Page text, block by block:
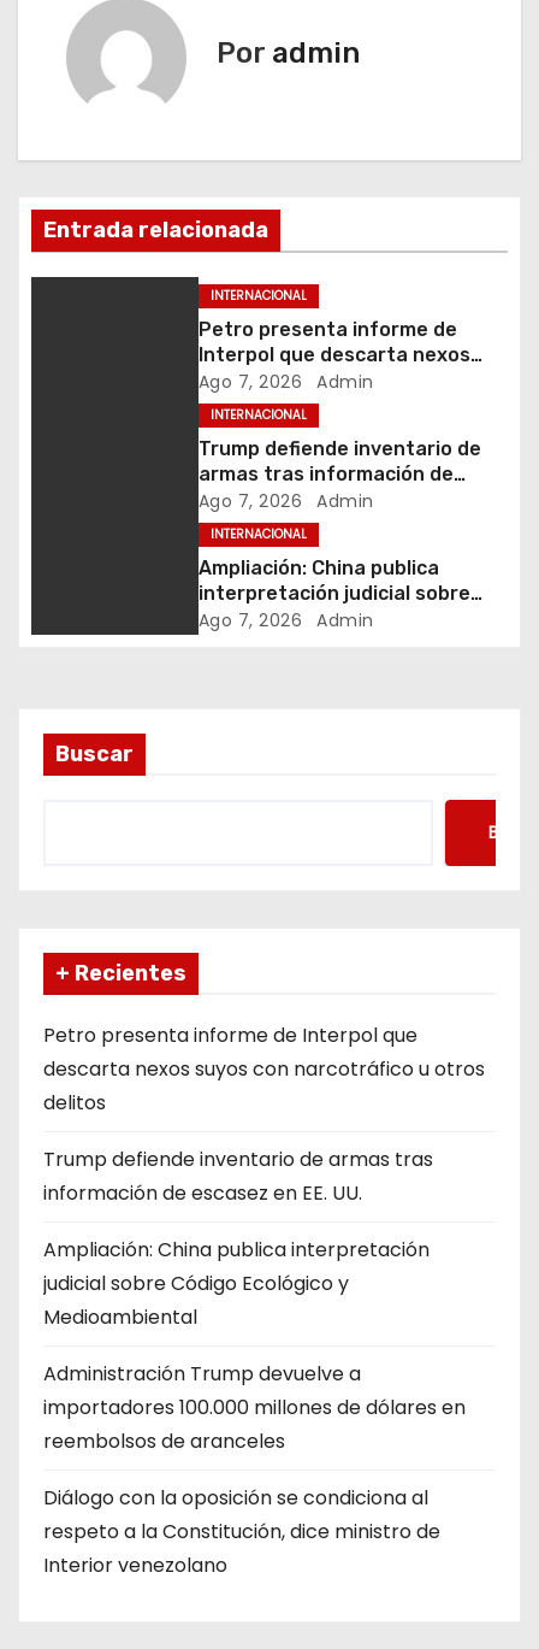
a
c
i
t
a
d
Por admin
Entrada relacionada
INTERNACIONAL
Petro presenta informe de
Interpol que descarta nexos
suyos con narcotráfico u otros
delitos
Ago 7, 2026 Admin
INTERNACIONAL
Trump defiende inventario de
armas tras información de
escasez en EE. UU.
Ago 7, 2026 Admin
INTERNACIONAL
Ampliación: China publica
interpretación judicial sobre
Código Ecológico y
Ago 7, 2026 Admin
Buscar
+ Recientes
Petro presenta informe de Interpol que
descarta nexos suyos con narcotráfico u otros
delitos
Trump defiende inventario de armas tras
información de escasez en EE. UU.
Ampliación: China publica interpretación
judicial sobre Código Ecológico y
Medioambiental
Administración Trump devuelve a
importadores 100.000 millones de dólares en
reembolsos de aranceles
Diálogo con la oposición se condiciona al
respeto a la Constitución, dice ministro de
Interior venezolano